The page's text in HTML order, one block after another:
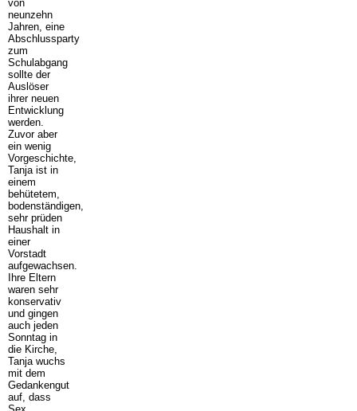
von
neunzehn
Jahren, eine
Abschlussparty
zum
Schulabgang
sollte der
Auslöser
ihrer neuen
Entwicklung
werden.
Zuvor aber
ein wenig
Vorgeschichte,
Tanja ist in
einem
behütetem,
bodenständigen,
sehr prüden
Haushalt in
einer
Vorstadt
aufgewachsen.
Ihre Eltern
waren sehr
konservativ
und gingen
auch jeden
Sonntag in
die Kirche,
Tanja wuchs
mit dem
Gedankengut
auf, dass